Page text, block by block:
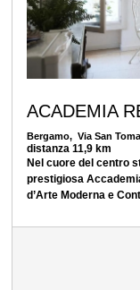
ACADEMIA
Bergamo, Via San
distanza 11,9 km
Nel cuore del centro
prestigiosa
d’Arte Moderna e